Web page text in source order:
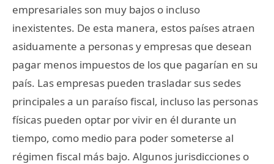
empresariales son muy bajos o incluso
inexistentes. De esta manera, estos países atraen
asiduamente a personas y empresas que desean
pagar menos impuestos de los que pagarían en su
país. Las empresas pueden trasladar sus sedes
principales a un paraíso fiscal, incluso las personas
físicas pueden optar por vivir en él durante un
tiempo, como medio para poder someterse al
régimen fiscal más bajo. Algunos jurisdicciones o